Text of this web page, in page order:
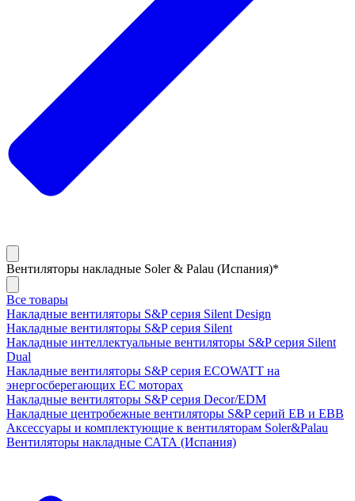
Вентиляторы накладные Soler & Palau (Испания)*
Все товары
Накладные вентиляторы S&P серия Silent Design
Накладные вентиляторы S&P серия Silent
Накладные интеллектуальные вентиляторы S&P серия Silent
Dual
Накладные вентиляторы S&P серия ECOWATT на
энергосберегающих ЕС моторах
Накладные вентиляторы S&P серия Decor/EDM
Накладные центробежные вентиляторы S&P серий EB и EBB
Аксессуары и комплектующие к вентиляторам Soler&Palau
Вентиляторы накладные САТА (Испания)